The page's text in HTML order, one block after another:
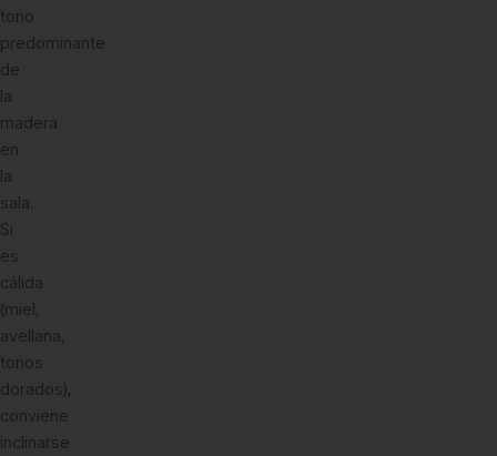
tono
predominante
de
la
madera
en
la
sala.
Si
es
cálida
(miel,
avellana,
tonos
dorados),
conviene
inclinarse